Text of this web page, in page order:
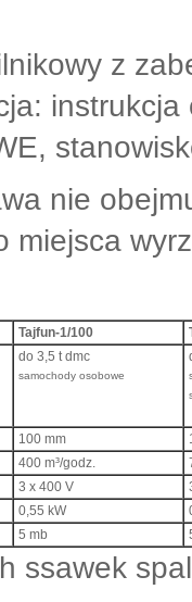
z
instrukcja
nie
miejsca
Tajfun-1/100
do 3,5 t dmc
samochody osobowe
100 mm
400 m³/godz.
3 x 400 V
0,55 kW
5 mb
ssawek